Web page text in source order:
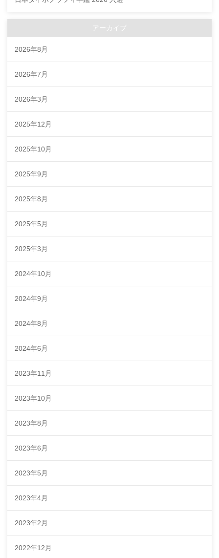
アーカイブ
2026年8月
2026年7月
2026年3月
2025年12月
2025年10月
2025年9月
2025年8月
2025年5月
2025年3月
2024年10月
2024年9月
2024年8月
2024年6月
2023年11月
2023年10月
2023年8月
2023年6月
2023年5月
2023年4月
2023年2月
2022年12月